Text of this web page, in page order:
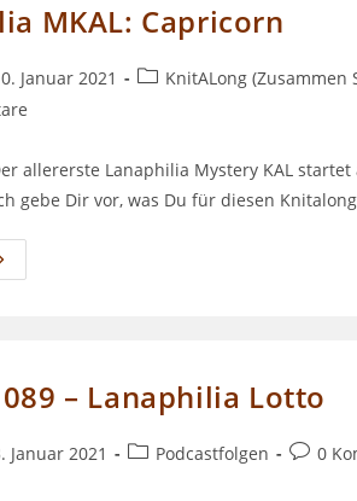
MKAL: Capricorn
Januar 2021
Beitrags-
KnitALong (Zusammen
allererste Lanaphilia Mystery KAL
gebe Dir vor, was Du für diesen
– Lanaphilia Lotto
Januar 2021
Beitrags-
Podcastfolgen 0